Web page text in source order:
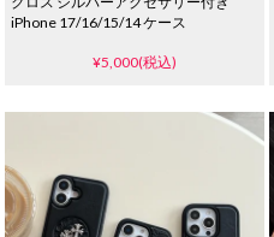
iPhone 17/16/15/14 ケース
¥5,000(税込)